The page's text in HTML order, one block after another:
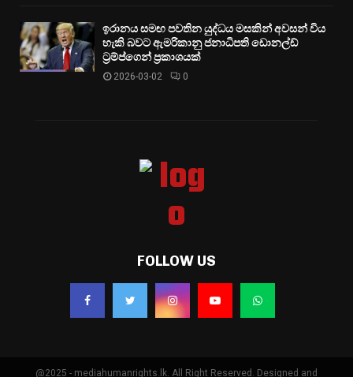
ඉරානය සමඟ පවතින යුද්ධය මසකින් අවසන් විය
හැකි බවට ඇමරිකානු ජනාධිපති ඩොනල්ඩ්
ට්‍රම්ප්ගෙන් ප්‍රකාශයක්
2026-03-02 0
FOLLOW US
@2025 - mediahumanrights.lk. All Right Reserved. Designed and